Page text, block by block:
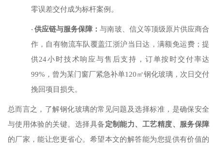
零误差交付成为标杆案例。
· 供应链与服务保障：与南玻、信义等顶级原片供应商合
作，自有物流车队覆盖江浙沪当日达，满额免运费；提
供24小时技术响应与售后支持，订单按时交付率达
99%，曾为某门窗厂紧急补单120㎡钢化玻璃，次日交付
挽回项目损失。
总而言之，了解钢化玻璃的常见问题及选择标准，是确保安全
与使用体验的关键。选择具备定制能力、工艺精度、服务保障
的厂家，能让您更省心。希望本文的解答能为您提供有价值的